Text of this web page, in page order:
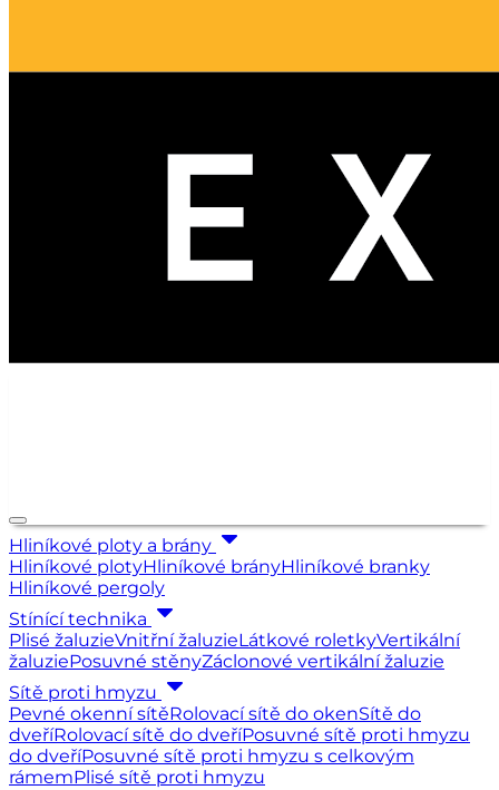
Hliníkové ploty a brány
Hliníkové plotyHliníkové brányHliníkové branky
Hliníkové pergoly
Stínící technika
Plisé žaluzieVnitřní žaluzieLátkové roletkyVertikální
žaluziePosuvné stěnyZáclonové vertikální žaluzie
Sítě proti hmyzu
Pevné okenní sítěRolovací sítě do okenSítě do
dveříRolovací sítě do dveříPosuvné sítě proti hmyzu
do dveříPosuvné sítě proti hmyzu s celkovým
rámemPlisé sítě proti hmyzu